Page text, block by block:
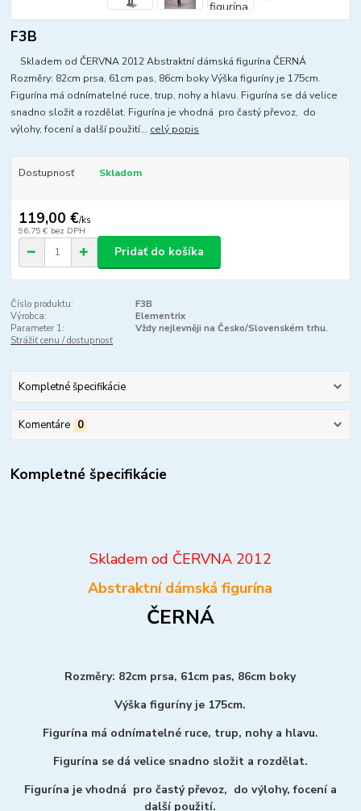
F3B
Skladem od ČERVNA 2012 Abstraktní dámská figurína ČERNÁ
Rozměry: 82cm prsa, 61cm pas, 86cm boky Výška figuríny je 175cm.
Figurína má odnímatelné ruce, trup, nohy a hlavu. Figurína se dá velice
snadno složit a rozdělat. Figurína je vhodná pro častý převoz, do
výlohy, focení a další použití... celý popis
Dostupnosť Skladom
119,00 €/ks
96,75 € bez DPH
Pridať do košíka
Číslo produktu:
F3B
Výrobca:
Elementrix
Parameter 1:
Vždy nejlevněji na Česko/Slovenském trhu.
Strážiť cenu / dostupnosť
Kompletné špecifikácie
Komentáre 0
Kompletné špecifikácie
Skladem od ČERVNA 2012
Abstraktní dámská figurína
ČERNÁ
Rozměry: 82cm prsa, 61cm pas, 86cm boky
Výška figuríny je 175cm.
Figurína má odnímatelné ruce, trup, nohy a hlavu.
Figurína se dá velice snadno složit a rozdělat.
Figurína je vhodná pro častý převoz, do výlohy, focení a
další použití.